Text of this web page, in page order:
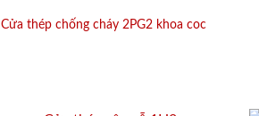
Cửa thép chống cháy 2PG2 khoa coc